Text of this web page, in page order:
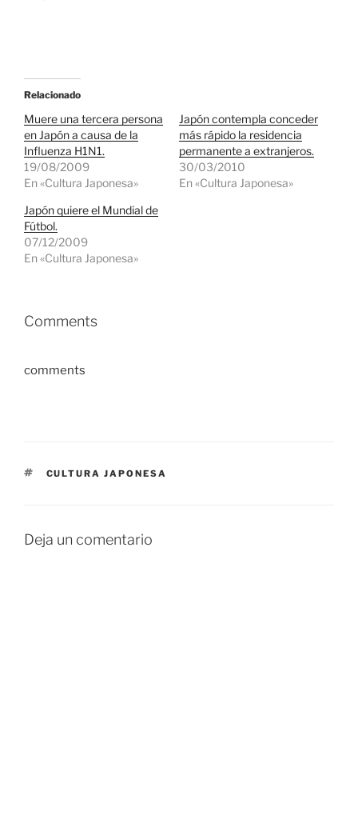
Relacionado
Muere una tercera persona
en Japón a causa de la
Influenza H1N1.
19/08/2009
En «Cultura Japonesa»
Japón contempla conceder
más rápido la residencia
permanente a extranjeros.
30/03/2010
En «Cultura Japonesa»
Japón quiere el Mundial de
Fútbol.
07/12/2009
En «Cultura Japonesa»
Comments
comments
ETIQUETAS
CULTURA JAPONESA
Deja un comentario